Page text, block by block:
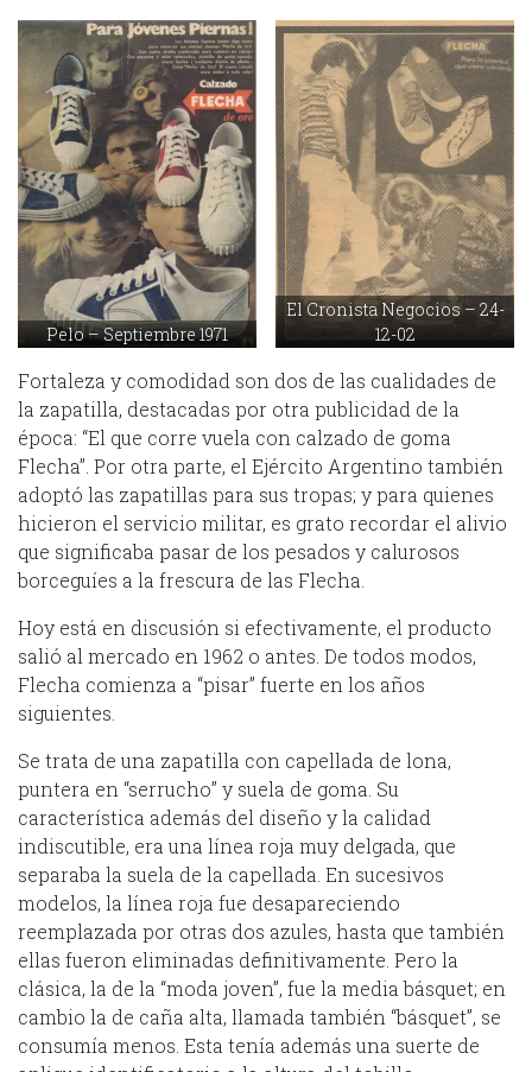
Pelo – Septiembre 1971
El Cronista Negocios – 24-
12-02
Fortaleza y comodidad son dos de las cualidades de
la zapatilla, destacadas por otra publicidad de la
época: “El que corre vuela con calzado de goma
Flecha”. Por otra parte, el Ejército Argentino también
adoptó las zapatillas para sus tropas; y para quienes
hicieron el servicio militar, es grato recordar el alivio
que significaba pasar de los pesados y calurosos
borceguíes a la frescura de las Flecha.
Hoy está en discusión si efectivamente, el producto
salió al mercado en 1962 o antes. De todos modos,
Flecha comienza a “pisar” fuerte en los años
siguientes.
Se trata de una zapatilla con capellada de lona,
puntera en “serrucho” y suela de goma. Su
característica además del diseño y la calidad
indiscutible, era una línea roja muy delgada, que
separaba la suela de la capellada. En sucesivos
modelos, la línea roja fue desapareciendo
reemplazada por otras dos azules, hasta que también
ellas fueron eliminadas definitivamente. Pero la
clásica, la de la “moda joven”, fue la media básquet; en
cambio la de caña alta, llamada también “básquet”, se
consumía menos. Esta tenía además una suerte de